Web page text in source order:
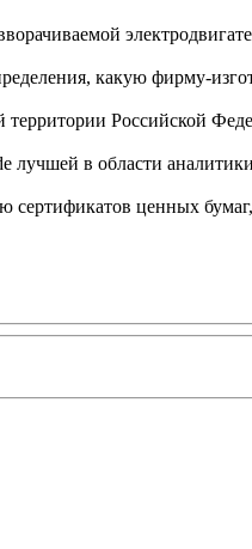
какую фирму-
территории Российской
лучшей в области
сертификатов ценных